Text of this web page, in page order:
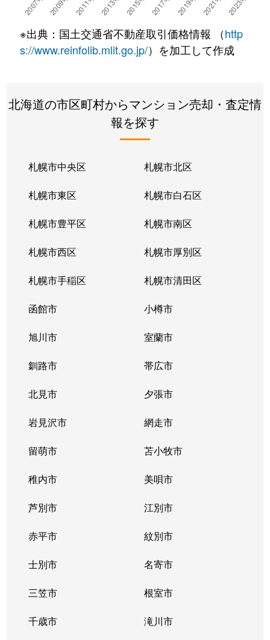
湯川町 780万円 湯の川温泉
徒歩4
湯浜町
450万円 函館アリーナ前
徒歩15
若松町
630万円 函館駅前 徒歩6
※出典：国土交通省不動産取引価格情報 （http
s://www.reinfolib.mlit.go.jp/）を加工して作成
北海道の市区町村からマンション売却・査定情
報を探す
札幌市中央区 札幌市北区
札幌市東区 札幌市白石区
札幌市豊平区 札幌市南区
札幌市西区 札幌市厚別区
札幌市手稲区 札幌市清田区
函館市 小樽市
旭川市 室蘭市
釧路市 帯広市
北見市 夕張市
岩見沢市 網走市
留萌市 苫小牧市
稚内市 美唄市
芦別市 江別市
赤平市 紋別市
士別市 名寄市
三笠市 根室市
千歳市 滝川市